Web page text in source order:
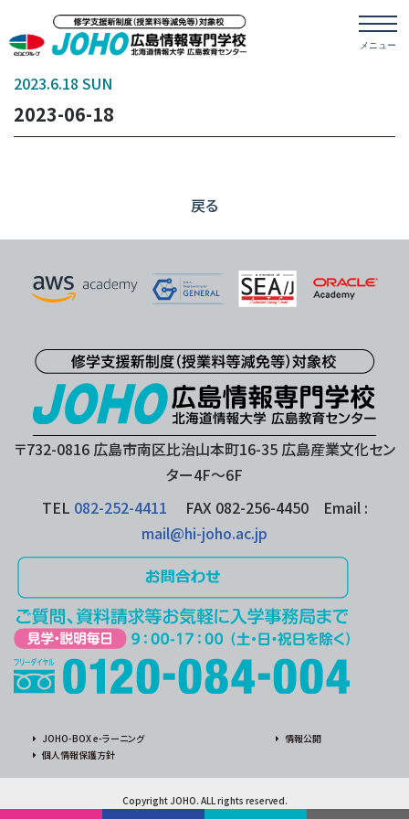
2023.6.18 SUN
2023-06-18
戻る
〒732-0816 広島市南区比治山本町16-35 広島産業文化セン
ター4F〜6F
TEL 082-252-4411 FAX 082-256-4450 Email :
mail@hi-joho.ac.jp
JOHO-BOX e-ラーニング
個人情報保護方針
情報公開
Copyright JOHO. ALL rights reserved.